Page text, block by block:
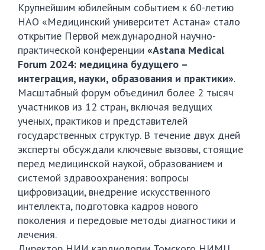
Крупнейшим юбилейным событием к 60-летию
НАО «Медицинский университет Астана» стало
открытие Первой международной научно-
практической конференции «Astana Medical
Forum 2024: медицина будущего –
интеграция, науки, образования и практики».
Масштабный форум объединил более 2 тысяч
участников из 12 стран, включая ведущих
ученых, практиков и представителей
государственных структур. В течение двух дней
эксперты обсуждали ключевые вызовы, стоящие
перед медицинской наукой, образованием и
системой здравоохранения: вопросы
цифровизации, внедрение искусственного
интеллекта, подготовка кадров нового
поколения и передовые методы диагностики и
лечения.